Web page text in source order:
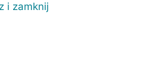
i zamknij